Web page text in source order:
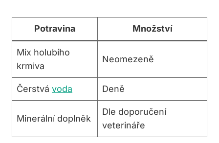
Potravina Množství
Mix holubího
krmiva
Neomezeně
Čerstvá voda Deně
Minerální doplněk
Dle doporučení
veterináře